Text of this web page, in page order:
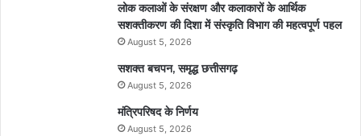
लोक कलाओं के संरक्षण और कलाकारों के आर्थिक
सशक्तीकरण की दिशा में संस्कृति विभाग की महत्वपूर्ण पहल
August 5, 2026
सशक्त बचपन, समृद्ध छत्तीसगढ़
August 5, 2026
मंत्रिपरिषद के निर्णय
August 5, 2026